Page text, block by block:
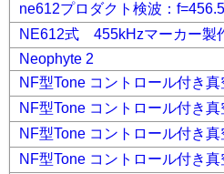
ne612プロダクト検波：
NE612式 455kHzマーカー製
Neophyte 2
NF型Tone コントロール付き
NF型Tone コントロール付
NF型Tone コントロール付き
NF型Tone コントロール付き